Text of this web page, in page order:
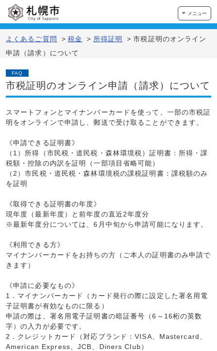
メニュー
よくあるご質問 > 税金 > 所得証明 > 市税証明のオンライン
申請（請求）について
FAQ
市税証明のオンライン申請（請求）について
スマートフォンとマイナンバーカードを使って、一部の市税証
明をオンラインで申請し、郵送で受け取ることができます。
《申請できる証明書》
（1）所得（市民税・道民税・森林環境税）証明書：所得・課
税額・控除の内訳を証明（一部項目省略可能）
（2）市民税・道民税・森林環境税の課税証明書：課税額のみ
を証明
《取得できる証明書の年度》
現年度（最新年度）と前年度の直近2年度分
※最新年度分については、6月中旬から申請可能になります。
《利用できる方》
マイナンバーカードをお持ちの方（ご本人の証明書のみ申請で
きます）
《申請に必要なもの》
1．マイナンバーカード（カード発行の際に設定した署名用電
子証明書が有効なものに限る）
申請の際は、署名用電子証明書の暗証番号（6～16桁の英数
字）の入力が必要です。
2．クレジットカード（対応ブランド：VISA、Mastercard、
American Express、JCB、Diners Club）